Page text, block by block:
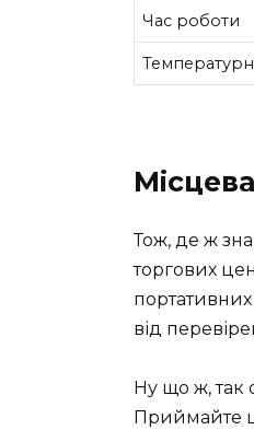
Час роботи
Тож, де ж
торгових
портативних
від
Ну що ж, так
Приймайте